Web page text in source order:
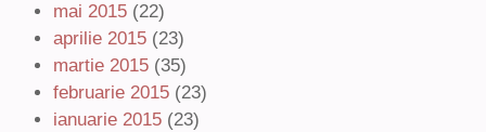
mai 2015 (22)
aprilie 2015 (23)
martie 2015 (35)
februarie 2015 (23)
ianuarie 2015 (23)